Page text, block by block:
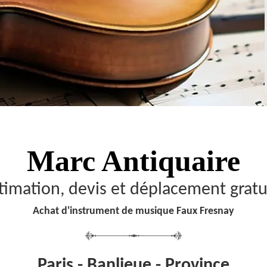
Marc Antiquaire
devis et déplacement
Achat d'instrument de musique Faux Fresnay